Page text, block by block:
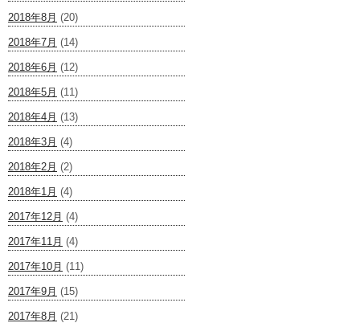
2018年8月 (20)
2018年7月 (14)
2018年6月 (12)
2018年5月 (11)
2018年4月 (13)
2018年3月 (4)
2018年2月 (2)
2018年1月 (4)
2017年12月 (4)
2017年11月 (4)
2017年10月 (11)
2017年9月 (15)
2017年8月 (21)